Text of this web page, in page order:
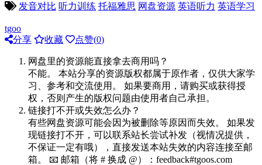
发音对比 听力训练 托福雅思 网盘资源 英语听力 英语学习
tgoo
分享
收藏 点赞(0)
网盘里的资源能直接拿去商用吗？
不能。 本站分享的资源版权都属于原作者，仅供大家学
习、参考和交流使用。 如果要商用，请购买或获得授
权，否则产生的版权问题由使用者自己承担。
链接打不开或失效怎么办？
有些网盘资源可能会因为被删除等原因而失效。 如果发
现链接打不开，可以联系站长尝试补发（视情况提供，
不保证一定有哦），直接发送本站失效的内容连接至邮
箱。 📧 邮箱（将 # 换成 @）：feedback#tgoos.com